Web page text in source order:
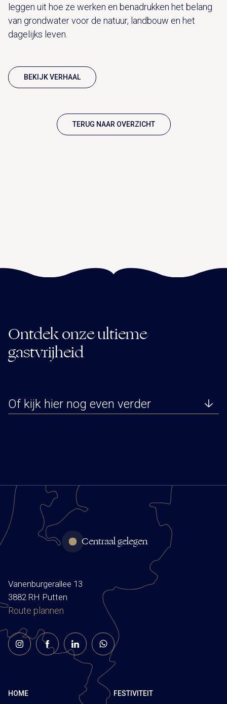
leggen uit hoe ze werken en benadrukken het belang
van grondwater voor de natuur, landbouw en het
dagelijks leven.
BEKIJK VERHAAL
TERUG NAAR OVERZICHT
Ontdek onze ultieme
gastvrijheid
Of kijk hier nog even verder
Centraal gelegen
Vanenburgerallee 13
3882 RH Putten
Route plannen
HOME
FESTIVITEIT